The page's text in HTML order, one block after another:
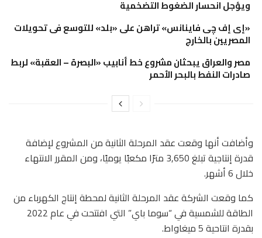
ويؤجل انحسار الضغوط التضخمية
«إى إف چى فاينانس» تراهن على «بلد» للتوسع فى تحويلات
المصريين بالخارج
مصر والعراق يبحثان مشروع خط أنابيب «البصرة – العقبة» لربط
صادرات النفط بالبحر الأحمر
وأضافت أنها وقعت عقد المرحلة الثانية من المشروع لإضافة
قدرة إنتاجية تبلغ 3,650 مترًا مكعبًا يوميًا، ومن المقرر الانتهاء
خلال 6 أشهر.
كما وقعت الشركة عقد المرحلة الثانية لمحطة إنتاج الكهرباء من
الطاقة للشمسية في “سوما باي” التي افتتحت في عام 2022
بقدرة انتاحية 5 ميغاواط.